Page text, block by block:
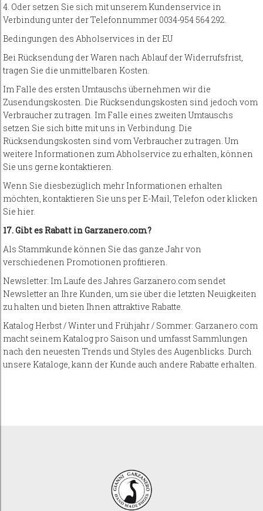
4. Oder setzen Sie sich mit unserem Kundenservice in
Verbindung unter der Telefonnummer 0034-954 564 292.
Bedingungen des Abholservices in der EU
Bei Rücksendung der Waren nach Ablauf der Widerrufsfrist,
tragen Sie die unmittelbaren Kosten.
Im Falle des ersten Umtauschs übernehmen wir die
Zusendungskosten. Die Rücksendungskosten sind jedoch vom
Verbraucher zu tragen. Im Falle eines zweiten Umtauschs
setzen Sie sich bitte mit uns in Verbindung. Die
Rücksendungskosten sind vom Verbraucher zu tragen. Um
weitere Informationen zum Abholservice zu erhalten, können
Sie uns gerne kontaktieren.
Wenn Sie diesbezüglich mehr Informationen erhalten
möchten, kontaktieren Sie uns per E-Mail, Telefon oder klicken
Sie hier.
17. Gibt es Rabatt in Garzanero.com?
Als Stammkunde können Sie das ganze Jahr von
verschiedenen Promotionen profitieren.
Newsletter: Im Laufe des Jahres Garzanero.com sendet
Newsletter an Ihre Kunden, um sie über die letzten Neuigkeiten
zu halten und bieten Ihnen attraktive Rabatte.
Katalog Herbst / Winter und Frühjahr / Sommer: Garzanero.com
macht seinem Katalog pro Saison und umfasst Sammlungen
nach den neuesten Trends und Styles des Augenblicks. Durch
unsere Kataloge, kann der Kunde auch andere Rabatte erhalten.